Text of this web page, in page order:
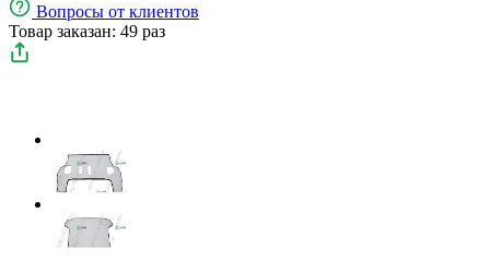
Вопросы от клиентов
Товар заказан: 49 раз